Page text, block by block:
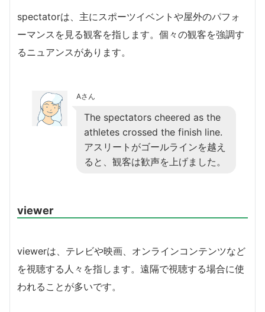
spectatorは、主にスポーツイベントや屋外のパフォ
ーマンスを見る観客を指します。個々の観客を強調す
るニュアンスがあります。
Aさん
The spectators cheered as the
athletes crossed the finish line.
アスリートがゴールラインを越え
ると、観客は歓声を上げました。
viewer
viewerは、テレビや映画、オンラインコンテンツなど
を視聴する人々を指します。遠隔で視聴する場合に使
われることが多いです。